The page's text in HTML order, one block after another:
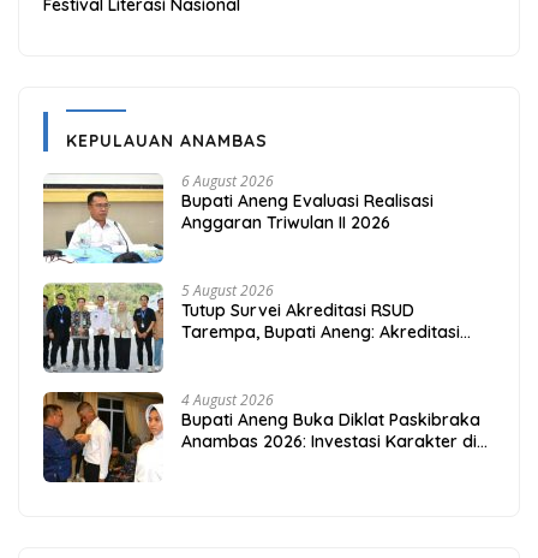
Festival Literasi Nasional
KEPULAUAN ANAMBAS
6 August 2026
Bupati Aneng Evaluasi Realisasi
Anggaran Triwulan II 2026
5 August 2026
Tutup Survei Akreditasi RSUD
Tarempa, Bupati Aneng: Akreditasi
4 August 2026
Bupati Aneng Buka Diklat Paskibraka
Anambas 2026: Investasi Karakter di